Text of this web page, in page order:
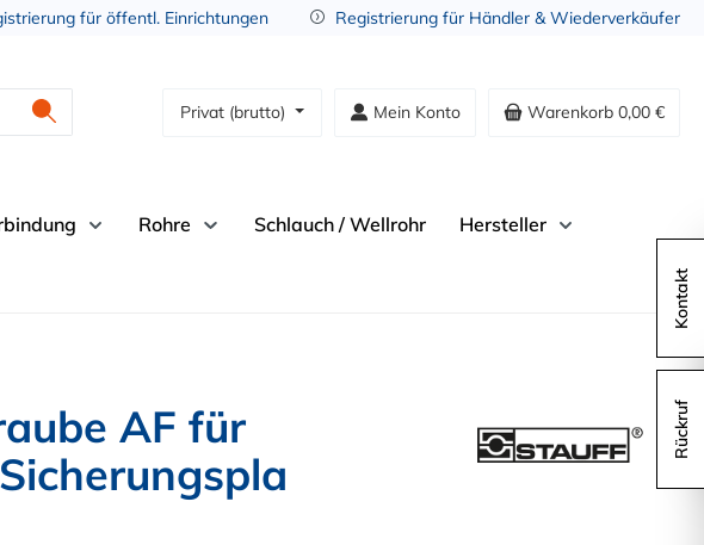
für öffentl. Einrichtungen Registrierung für Händler & Wiederverkäufer
Privat (brutto) Mein Konto Warenkorb 0,00 €
Rohre Schlauch / Wellrohr Hersteller
AF für
Kontakt
Rückruf